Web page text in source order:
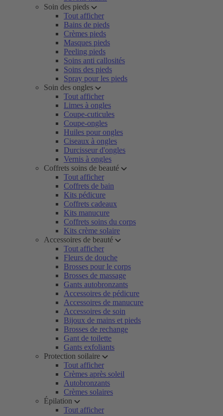
Soin des pieds
Tout afficher
Bains de pieds
Crèmes pieds
Masques pieds
Peeling pieds
Soins anti callosités
Soins des pieds
Spray pour les pieds
Soin des ongles
Tout afficher
Limes à ongles
Coupe-cuticules
Coupe-ongles
Huiles pour ongles
Ciseaux à ongles
Durcisseur d'ongles
Vernis à ongles
Coffrets soins de beauté
Tout afficher
Coffrets de bain
Kits pédicure
Coffrets cadeaux
Kits manucure
Coffrets soins du corps
Kits crème solaire
Accessoires de beauté
Tout afficher
Fleurs de douche
Brosses pour le corps
Brosses de massage
Gants autobronzants
Accessoires de pédicure
Accessoires de manucure
Accessoires de soin
Bijoux de mains et pieds
Brosses de rechange
Gant de toilette
Gants exfoliants
Protection soilaire
Tout afficher
Crèmes après soleil
Autobronzants
Crèmes solaires
Épilation
Tout afficher